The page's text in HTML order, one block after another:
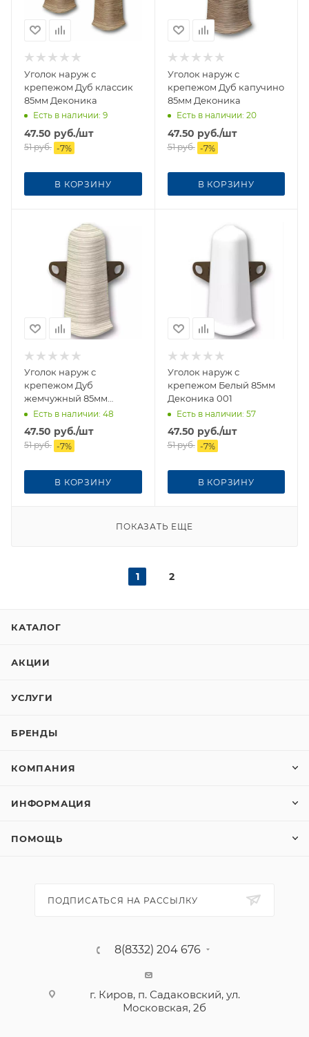
Уголок наруж с
крепежом Дуб классик
85мм Деконика
Есть в наличии: 9
47.50 руб./шт
51руб. -7%
В КОРЗИНУ
Уголок наруж с
крепежом Дуб капучино
85мм Деконика
Есть в наличии: 20
47.50 руб./шт
51руб. -7%
В КОРЗИНУ
Уголок наруж с
крепежом Дуб
жемчужный 85мм
Деконика
Есть в наличии: 48
47.50 руб./шт
51руб. -7%
В КОРЗИНУ
Уголок наруж с
крепежом Белый 85мм
Деконика 001
Есть в наличии: 57
47.50 руб./шт
51руб. -7%
В КОРЗИНУ
ПОКАЗАТЬ ЕЩЕ
1 2
КАТАЛОГ
АКЦИИ
УСЛУГИ
БРЕНДЫ
КОМПАНИЯ
ИНФОРМАЦИЯ
ПОМОЩЬ
ПОДПИСАТЬСЯ НА РАССЫЛКУ
8(8332) 204 676
г. Киров, п. Садаковский, ул.
Московская, 2б